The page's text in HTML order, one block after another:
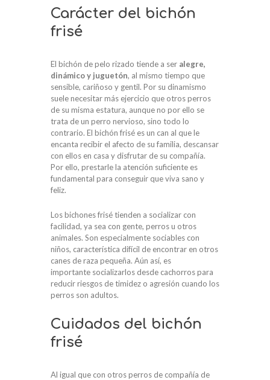
Carácter del bichón
frisé
El bichón de pelo rizado tiende a ser alegre,
dinámico y juguetón, al mismo tiempo que
sensible, cariñoso y gentil. Por su dinamismo
suele necesitar más ejercicio que otros perros
de su misma estatura, aunque no por ello se
trata de un perro nervioso, sino todo lo
contrario. El bichón frisé es un can al que le
encanta recibir el afecto de su familia, descansar
con ellos en casa y disfrutar de su compañía.
Por ello, prestarle la atención suficiente es
fundamental para conseguir que viva sano y
feliz.
Los bichones frisé tienden a socializar con
facilidad, ya sea con gente, perros u otros
animales. Son especialmente sociables con
niños, característica difícil de encontrar en otros
canes de raza pequeña. Aún así, es
importante socializarlos desde cachorros para
reducir riesgos de timidez o agresión cuando los
perros son adultos.
Cuidados del bichón
frisé
Al igual que con otros perros de compañía de